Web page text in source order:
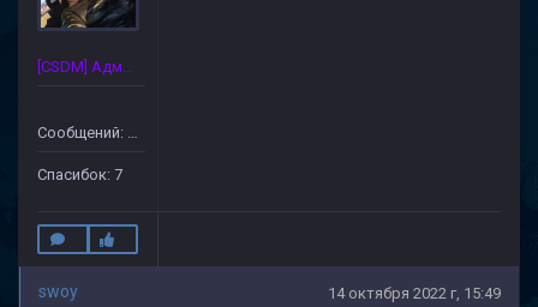
[CSDM] Администратор
Сообщений: 172
Спасибок: 7
swoy 14 октября 2022 г, 15:49